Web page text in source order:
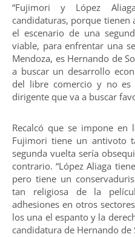
“Fujimori y López
candidaturas, porque tienen
el escenario de una
viable, para enfrentar una
Mendoza, es Hernando de
a buscar un desarrollo
del libre comercio y no
dirigente que va a buscar
Recalcó que se impone en
Fujimori tiene un antivoto
segunda vuelta sería
contrario. “López Aliaga
pero tiene un
tan religiosa de la
adhesiones en otros
los una el espanto y la
candidatura de Hernando de